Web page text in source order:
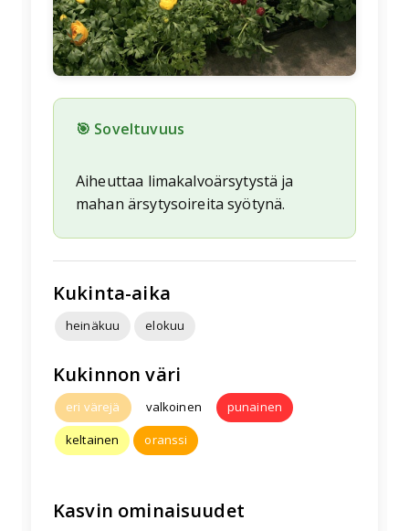
🎯 Soveltuvuus
Aiheuttaa limakalvoärsytystä ja
mahan ärsytysoireita syötynä.
Kukinta-aika
heinäkuu elokuu
Kukinnon väri
eri värejä valkoinen
punainen
keltainen
oranssi
Kasvin ominaisuudet